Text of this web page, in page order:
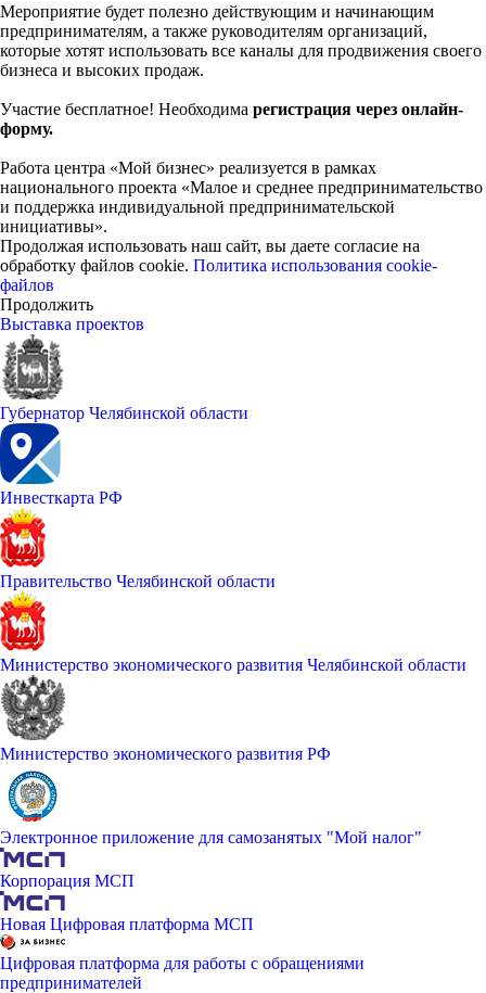
Мероприятие будет полезно действующим и начинающим
предпринимателям, а также руководителям организаций,
которые хотят использовать все каналы для продвижения своего
бизнеса и высоких продаж.
Участие бесплатное! Необходима регистрация через онлайн-
форму.
Работа центра «Мой бизнес» реализуется в рамках
национального проекта «Малое и среднее предпринимательство
и поддержка индивидуальной предпринимательской
инициативы».
Продолжая использовать наш сайт, вы даете согласие на
обработку файлов cookie. Политика использования cookie-
файлов
Продолжить
Выставка проектов
Губернатор Челябинской области
Инвесткарта РФ
Правительство Челябинской области
Министерство экономического развития Челябинской области
Министерство экономического развития РФ
Электронное приложение для самозанятых "Мой налог"
Корпорация МСП
Новая Цифровая платформа МСП
Цифровая платформа для работы с обращениями
предпринимателей